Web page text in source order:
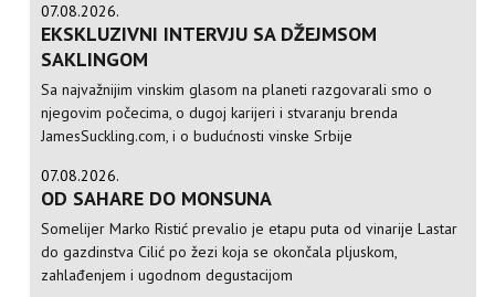
07.08.2026.
EKSKLUZIVNI INTERVJU SA DŽEJMSOM
SAKLINGOM
Sa najvažnijim vinskim glasom na planeti razgovarali smo o
njegovim počecima, o dugoj karijeri i stvaranju brenda
JamesSuckling.com, i o budućnosti vinske Srbije
07.08.2026.
OD SAHARE DO MONSUNA
Somelijer Marko Ristić prevalio je etapu puta od vinarije Lastar
do gazdinstva Cilić po žezi koja se okončala pljuskom,
zahlađenjem i ugodnom degustacijom